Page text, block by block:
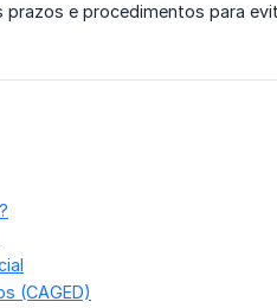
e procedimentos para
(CAGED)